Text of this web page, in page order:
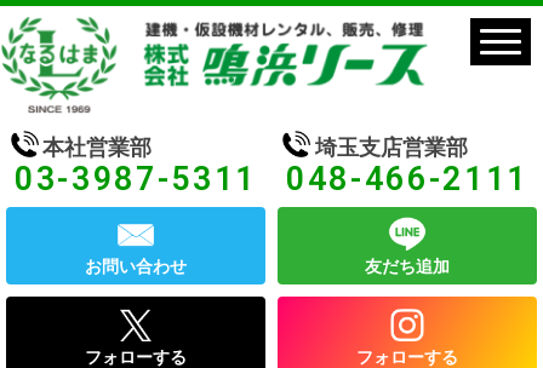
本社営業部
03-3987-5311
埼玉支店営業部
048-466-2111
お問い合わせ 友だち追加
フォローする フォローする